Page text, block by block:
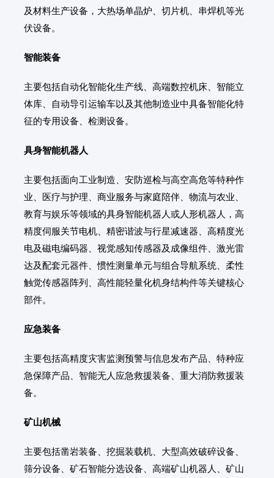
及材料生产设备，大热场单晶炉、切片机、串焊机等光
伏设备。
智能装备
主要包括自动化智能化生产线、高端数控机床、智能立
体库、自动导引运输车以及其他制造业中具备智能化特
征的专用设备、检测设备。
具身智能机器人
主要包括面向工业制造、安防巡检与高空高危等特种作
业、医疗与护理、商业服务与家庭陪伴、物流与农业、
教育与娱乐等领域的具身智能机器人或人形机器人，高
精度伺服关节电机、精密谐波与行星减速器、高精度光
电及磁电编码器、视觉感知传感器及成像组件、激光雷
达及配套元器件、惯性测量单元与组合导航系统、柔性
触觉传感器阵列、高性能轻量化机身结构件等关键核心
部件。
应急装备
主要包括高精度灾害监测预警与信息发布产品、特种应
急保障产品、智能无人应急救援装备、重大消防救援装
备。
矿山机械
主要包括凿岩装备、挖掘装载机、大型高效破碎设备、
筛分设备、矿石智能分选设备、高端矿山机器人、矿山